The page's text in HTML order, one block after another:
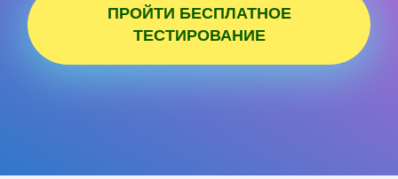
ПРОЙТИ БЕСПЛАТНОЕ
ТЕСТИРОВАНИЕ